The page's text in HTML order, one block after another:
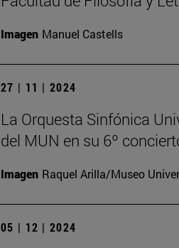
Imagen Manuel Castells
27 | 11 | 2024
La Orquesta Sinfónica
del MUN en su 6º
Imagen Raquel Arilla/Museo
05 | 12 | 2024